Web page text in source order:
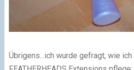
Übrigens...ich wurde gefragt, wie ich